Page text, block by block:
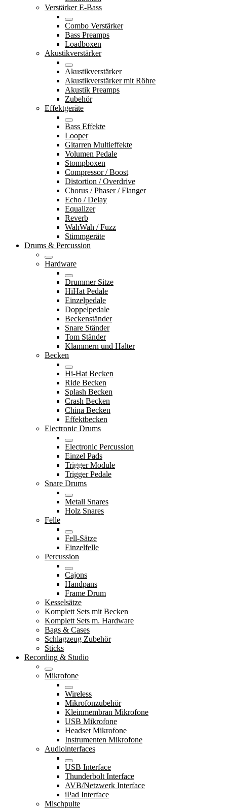
Verstärker E-Bass
Combo Verstärker
Bass Preamps
Loadboxen
Akustikverstärker
Akustikverstärker
Akustikverstärker mit Röhre
Akustik Preamps
Zubehör
Effektgeräte
Bass Effekte
Looper
Gitarren Multieffekte
Volumen Pedale
Stompboxen
Compressor / Boost
Distortion / Overdrive
Chorus / Phaser / Flanger
Echo / Delay
Equalizer
Reverb
WahWah / Fuzz
Stimmgeräte
Drums & Percussion
Hardware
Drummer Sitze
HiHat Pedale
Einzelpedale
Doppelpedale
Beckenständer
Snare Ständer
Tom Ständer
Klammern und Halter
Becken
Hi-Hat Becken
Ride Becken
Splash Becken
Crash Becken
China Becken
Effektbecken
Electronic Drums
Electronic Percussion
Einzel Pads
Trigger Module
Trigger Pedale
Snare Drums
Metall Snares
Holz Snares
Felle
Fell-Sätze
Einzelfelle
Percussion
Cajons
Handpans
Frame Drum
Kesselsätze
Komplett Sets mit Becken
Komplett Sets m. Hardware
Bags & Cases
Schlagzeug Zubehör
Sticks
Recording & Studio
Mikrofone
Wireless
Mikrofonzubehör
Kleinmembran Mikrofone
USB Mikrofone
Headset Mikrofone
Instrumenten Mikrofone
Audiointerfaces
USB Interface
Thunderbolt Interface
AVB/Netzwerk Interface
iPad Interface
Mischpulte